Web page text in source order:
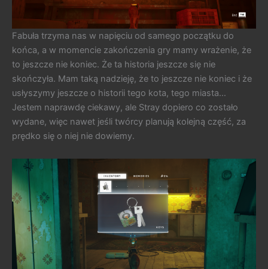
Fabuła trzyma nas w napięciu od samego początku do
końca, a w momencie zakończenia gry mamy wrażenie, że
to jeszcze nie koniec. Że ta historia jeszcze się nie
skończyła. Mam taką nadzieję, że to jeszcze nie koniec i że
usłyszymy jeszcze o historii tego kota, tego miasta…
Jestem naprawdę ciekawy, ale Stray dopiero co zostało
wydane, więc nawet jeśli twórcy planują kolejną część, za
prędko się o niej nie dowiemy.